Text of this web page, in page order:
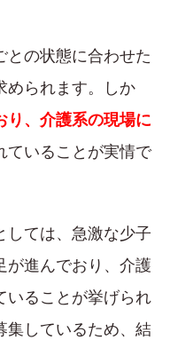
との状態に合わせた
められます。しか
り、介護系の現場に
ていることが実情で
しては、急激な少子
が進んでおり、介護
いることが挙げられ
集しているため、結